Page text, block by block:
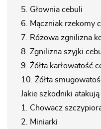
5. Głownia cebuli
6. Mączniak rzekomy
7. Różowa zgnilizna
8. Zgnilizna szyjki
9. Żółta karłowatość
10. Żółta
Jakie szkodniki atakują
1. Chowacz
2. Miniarki